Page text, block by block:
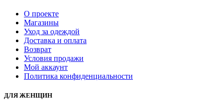
О проекте
Магазины
Уход за одеждой
Доставка и оплата
Возврат
Условия продажи
Мой аккаунт
Политика конфиденциальности
ДЛЯ ЖЕНЩИН